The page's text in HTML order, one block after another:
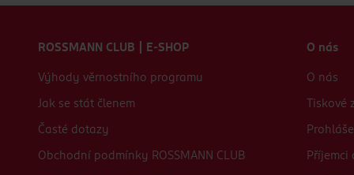
ROSSMANN CLUB | E-SHOP
Výhody věrnostního programu
Jak se stát členem
Časté dotazy
Obchodní podmínky ROSSMANN CLUB
O nás
O nás
Tiskové
Příjemci